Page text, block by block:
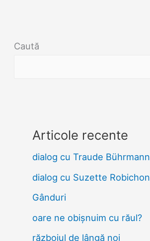
Caută
Articole recente
dialog cu Traude Bührmann
dialog cu Suzette Robichon
Gânduri
oare ne obișnuim cu răul?
războiul de lângă noi